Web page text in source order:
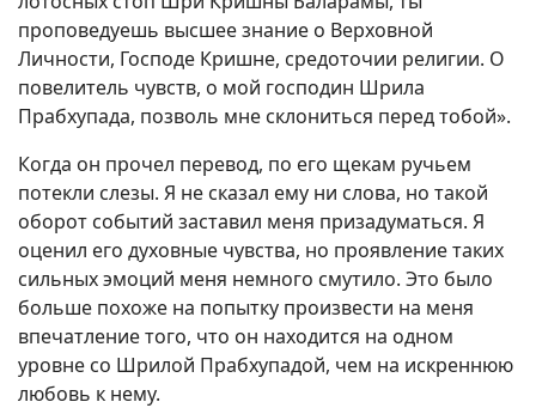
проповедуешь высшее знание о Верховной
Личности, Господе Кришне, средоточии религии. О
повелитель чувств, о мой господин Шрила
Прабхупада, позволь мне склониться перед тобой».
Когда он прочел перевод, по его щекам ручьем
потекли слезы. Я не сказал ему ни слова, но такой
оборот событий заставил меня призадуматься. Я
оценил его духовные чувства, но проявление таких
сильных эмоций меня немного смутило. Это было
больше похоже на попытку произвести на меня
впечатление того, что он находится на одном
уровне со Шрилой Прабхупадой, чем на искреннюю
любовь к нему.